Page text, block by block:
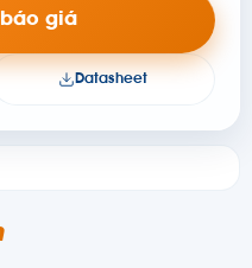
báo giá
Datasheet